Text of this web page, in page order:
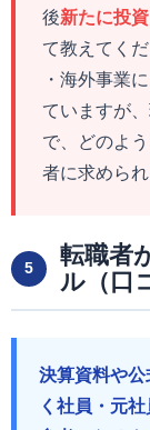
後新たに投
て教えてくだ
・海外事業
ていますが
で、どのよ
者に求めら
5
転職者
ル（口
決算資料や
く社員・元